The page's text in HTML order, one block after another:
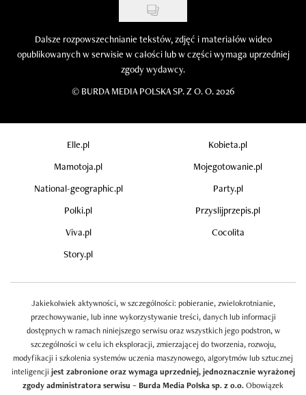
Dalsze rozpowszechnianie tekstów, zdjęć i materiałów wideo
opublikowanych w serwisie w całości lub w części wymaga uprzedniej
zgody wydawcy.
© BURDA MEDIA POLSKA SP. Z O. O. 2026
Elle.pl
Kobieta.pl
Mamotoja.pl
Mojegotowanie.pl
National-geographic.pl
Party.pl
Polki.pl
Przyslijprzepis.pl
Viva.pl
Cocolita
Story.pl
Jakiekolwiek aktywności, w szczególności: pobieranie, zwielokrotnianie,
przechowywanie, lub inne wykorzystywanie treści, danych lub informacji
dostępnych w ramach niniejszego serwisu oraz wszystkich jego podstron, w
szczególności w celu ich eksploracji, zmierzającej do tworzenia, rozwoju,
modyfikacji i szkolenia systemów uczenia maszynowego, algorytmów lub sztucznej
inteligencji jest zabronione oraz wymaga uprzedniej, jednoznacznie wyrażonej
zgody administratora serwisu – Burda Media Polska sp. z o.o.Obowiązek